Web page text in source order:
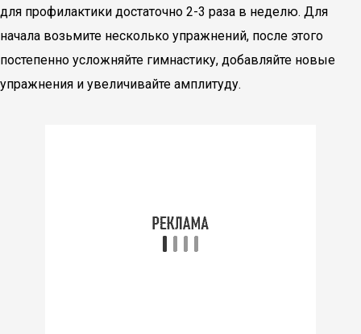
для профилактики достаточно 2-3 раза в неделю. Для
начала возьмите несколько упражнений, после этого
постепенно усложняйте гимнастику, добавляйте новые
упражнения и увеличивайте амплитуду.